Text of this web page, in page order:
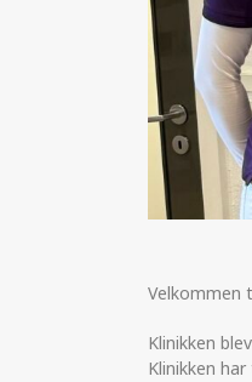
Velkommen
Klinikken
Klinikken